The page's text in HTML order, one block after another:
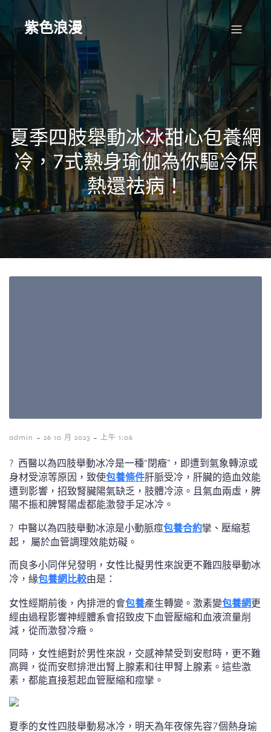
Skip
content紫色浪漫
夏季四肢舉動冰冰甜心包養網
冷，7式熱身瑜伽為你驅冷保
熱還祛病！
admin - 26 10 月 2023 - 上午 1:06
? 西醫以為四肢舉動冰冷是一種“閉癥”，即遭到氣象轉涼或
身材受涼等原因，致使包養條件肝脈受冷，肝臟的造血效能
遭到影響，招致腎臟陽氣缺乏，肢體冷涼。且氣血兩虛，脾
陽不振和脾腎陽虛都能激發手足冰冷。
? 中醫以為四肢舉動冰涼是小動脈痙包養合約攣、壓縮惹
起， 屬於血管調理效能妨礙。
而良多小同伴兒發明，女性比擬男性來說更不難四肢舉動冰
冷，緣包養網比較由是：
女性經期前後，內排泄的會包養產生轉變。激素變包養網更
經由過程影響神經體系會招致皮下血管壓縮和血液流量削
減，從而激發冷癥。
同時，女性絕對於男性來說，交感神禁受到安慰時，更不難
高興，從而安慰排泄出腎上腺素和往甲腎上腺素。這些激
素，都能直接惹起血管壓縮和痙攣。
夏季的女性四肢舉動易冰冷，明天為年夜傢先容7個熱身瑜